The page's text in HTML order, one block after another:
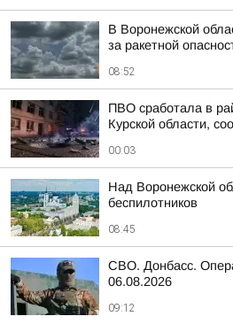
В Воронежской
за ракетной
08:52
ПВО сработала в
Курской области,
00:03
Над Воронежской
беспилотников
08:45
СВО. Донбасс.
06.08.2026
09:12